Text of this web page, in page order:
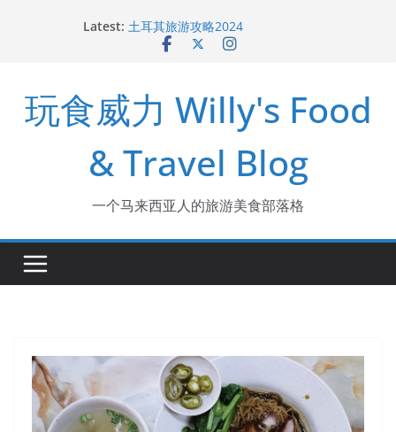
Latest: 去玻璃市吃海鲜和大包
土耳其旅游攻略2024
槟城新酒店 The George
槟城美食：Raja Uda 亚狮爪哇面
玩食威力 Willy's Food
& Travel Blog
一个马来西亚人的旅游美食部落格